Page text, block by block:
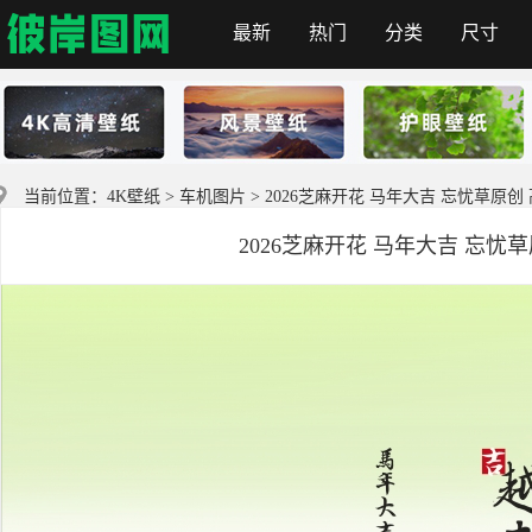
彼岸图网
最新 热门 分类 尺寸
当前位置： 4K壁纸 > 车机图片 > 2026芝麻开花 马年大吉 忘忧草原创
2026芝麻开花 马年大吉 忘忧